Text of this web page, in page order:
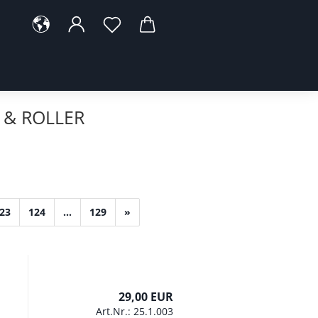
ROLLER
124 ... 129 »
29,00 EUR
Art.Nr.: 25.1.003